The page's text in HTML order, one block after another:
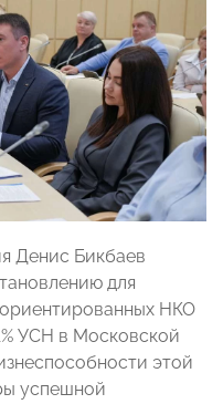
Денис Бикбаев
для
НКО
УСН в Московской
этой
успешной